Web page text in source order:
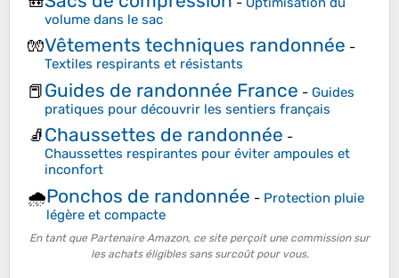
volume dans le sac
🧤Vêtements techniques randonnée -
Textiles respirants et résistants
📕Guides de randonnée France - Guides
pratiques pour découvrir les sentiers français
🧦Chaussettes de randonnée -
Chaussettes respirantes pour éviter ampoules et
inconfort
🌧️Ponchos de randonnée - Protection pluie
légère et compacte
En tant que Partenaire Amazon, ce site perçoit une commission sur
les achats éligibles sans surcoût pour vous.